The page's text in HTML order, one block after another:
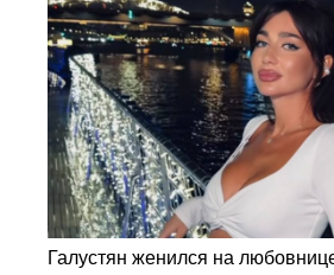
Галустян женился на